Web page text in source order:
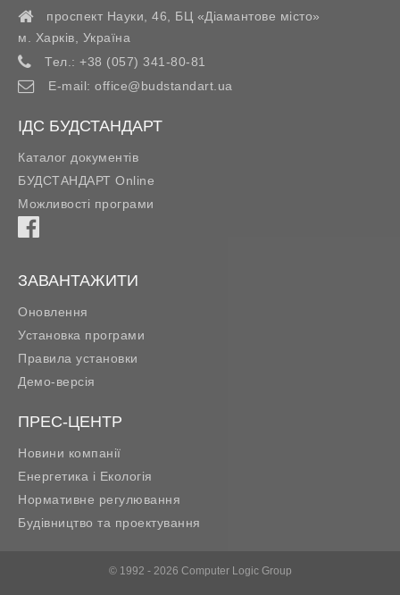
проспект Науки, 46, БЦ «Діамантове місто»
м. Харків
Україна
Тел.: +38 (057) 341-80-81
E-mail: office@budstandart.ua
ІДС БУДСТАНДАРТ
Каталог документів
БУДСТАНДАРТ Online
Можливості програми
ЗАВАНТАЖИТИ
Оновлення
Установка програми
Правила установки
Демо-версія
ПРЕС-ЦЕНТР
Новини компанії
Енергетика і Екологія
Нормативне регулювання
Будівництво та проектування
© 1992 - 2026 Computer Logic Group